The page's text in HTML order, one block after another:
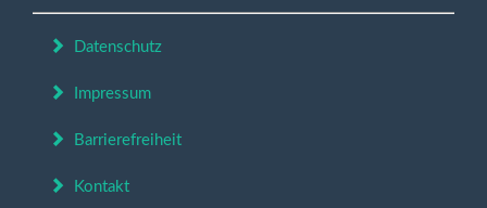
Datenschutz
Impressum
Barrierefreiheit
Kontakt